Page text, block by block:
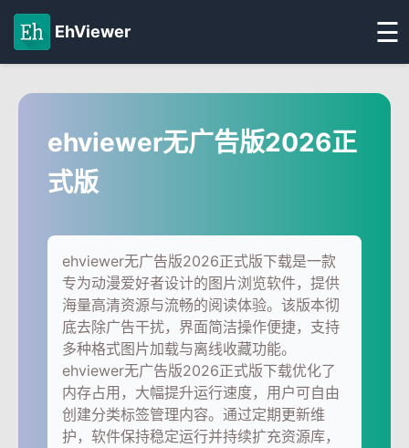
EhViewer ☰
ehviewer无广告版2026正
式版
ehviewer无广告版2026正式版下载是一款
专为动漫爱好者设计的图片浏览软件，提供
海量高清资源与流畅的阅读体验。该版本彻
底去除广告干扰，界面简洁操作便捷，支持
多种格式图片加载与离线收藏功能。
ehviewer无广告版2026正式版下载优化了
内存占用，大幅提升运行速度，用户可自由
创建分类标签管理内容。通过定期更新维
护，软件保持稳定运行并持续扩充资源库，